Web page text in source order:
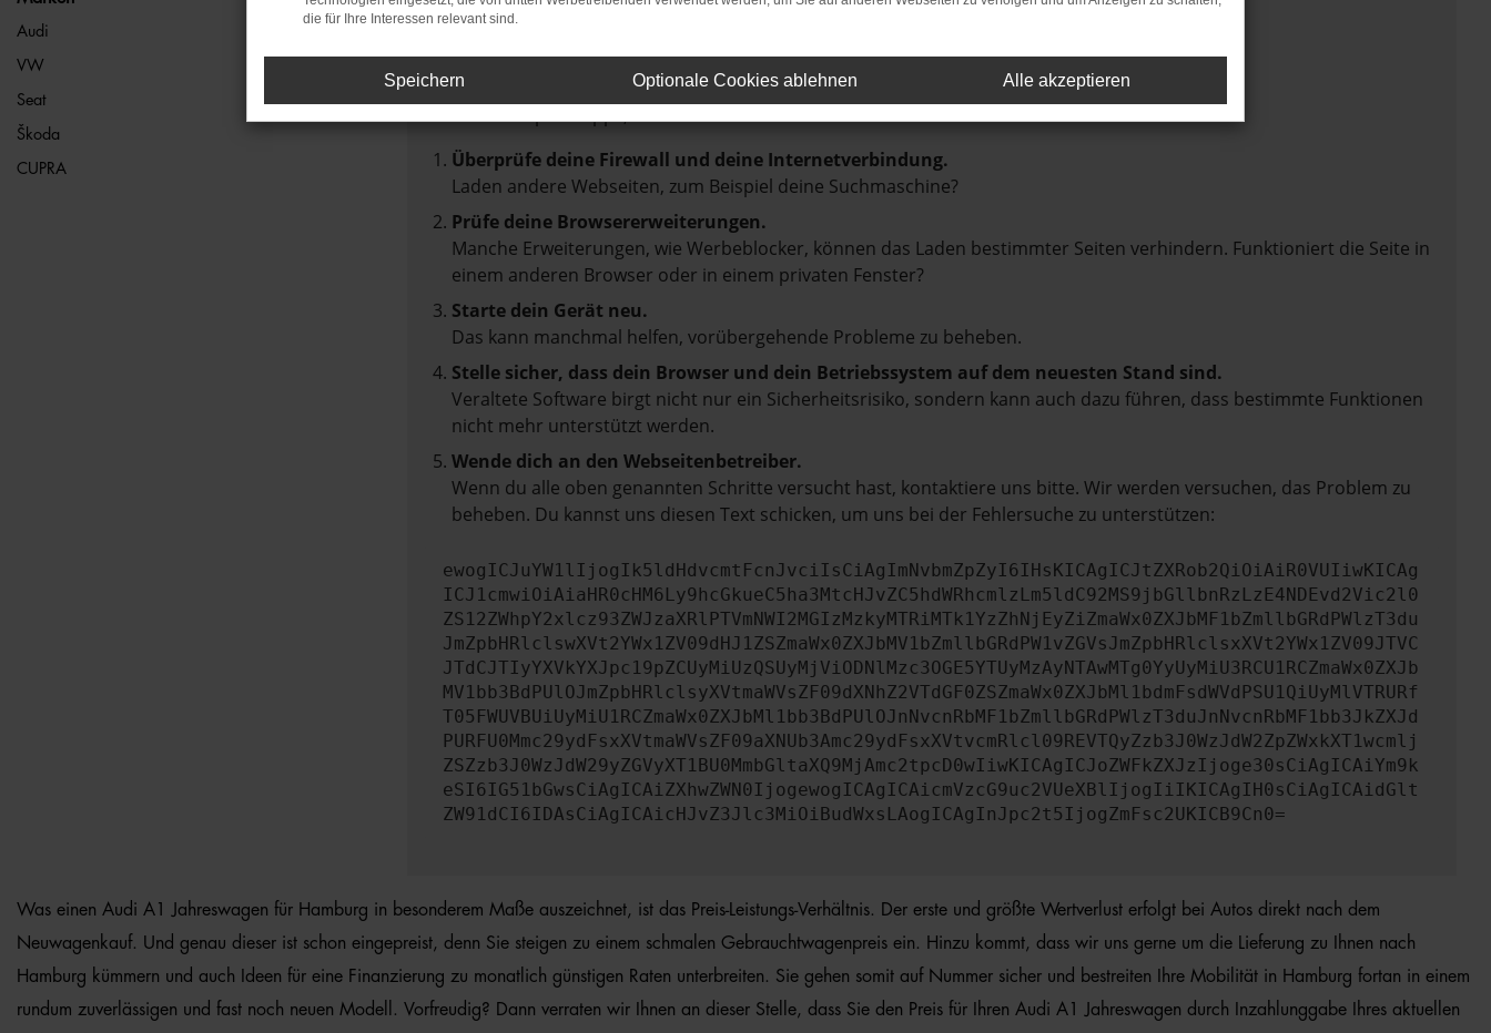
Audi
VW
Seat
Škoda
CUPRA
Beim Laden ist ein Fehler aufgetreten.
Hier sind ein paar Tipps, die dir helfen können:
Überprüfe deine Firewall und deine Internetverbindung.
Laden andere Webseiten, zum Beispiel deine Suchmaschine?
Prüfe deine Browsererweiterungen.
Manche Erweiterungen, wie Werbeblocker, können das Laden bestimmter Seiten verhindern. Funktioniert die Seite in
einem anderen Browser oder in einem privaten Fenster?
Starte dein Gerät neu.
Das kann manchmal helfen, vorübergehende Probleme zu beheben.
Stelle sicher, dass dein Browser und dein Betriebssystem auf dem neuesten Stand sind.
Veraltete Software birgt nicht nur ein Sicherheitsrisiko, sondern kann auch dazu führen, dass bestimmte Funktionen
nicht mehr unterstützt werden.
Wende dich an den Webseitenbetreiber.
Wenn du alle oben genannten Schritte versucht hast, kontaktiere uns bitte. Wir werden versuchen, das Problem zu
beheben. Du kannst uns diesen Text schicken, um uns bei der Fehlersuche zu unterstützen:
ewogICJuYW1lIjogIk5ldHdvcmtFcnJvciIsCiAgImNvbmZpZyI6IHsKICAgICJtZXRob2QiOiAiR0VUIiwKICAg
ICJ1cmwiOiAiaHR0cHM6Ly9hcGkueC5ha3MtcHJvZC5hdWRhcmlzLm5ldC92MS9jbGllbnRzLzE4NDEvd2Vic2l0
ZS12ZWhpY2xlcz93ZWJzaXRlPTVmNWI2MGIzMzkyMTRiMTk1YzZhNjEyZiZmaWx0ZXJbMF1bZmllbGRdPWlzT3du
JmZpbHRlclswXVt2YWx1ZV09dHJ1ZSZmaWx0ZXJbMV1bZmllbGRdPW1vZGVsJmZpbHRlclsxXVt2YWx1ZV09JTVC
JTdCJTIyYXVkYXJpc19pZCUyMiUzQSUyMjViODNlMzc3OGE5YTUyMzAyNTAwMTg0YyUyMiU3RCU1RCZmaWx0ZXJb
MV1bb3BdPUlOJmZpbHRlclsyXVtmaWVsZF09dXNhZ2VTdGF0ZSZmaWx0ZXJbMl1bdmFsdWVdPSU1QiUyMlVTRURf
T05FWUVBUiUyMiU1RCZmaWx0ZXJbMl1bb3BdPUlOJnNvcnRbMF1bZmllbGRdPWlzT3duJnNvcnRbMF1bb3JkZXJd
PURFU0Mmc29ydFsxXVtmaWVsZF09aXNUb3Amc29ydFsxXVtvcmRlcl09REVTQyZzb3J0WzJdW2ZpZWxkXT1wcmlj
ZSZzb3J0WzJdW29yZGVyXT1BU0MmbGltaXQ9MjAmc2tpcD0wIiwKICAgICJoZWFkZXJzIjoge30sCiAgICAiYm9k
eSI6IG51bGwsCiAgICAiZXhwZWN0IjogewogICAgICAicmVzcG9uc2VUeXBlIjogIiIKICAgIH0sCiAgICAidGlt
ZW91dCI6IDAsCiAgICAicHJvZ3Jlc3MiOiBudWxsLAogICAgInJpc2t5IjogZmFsc2UKICB9Cn0=
Was einen Audi A1 Jahreswagen für Hamburg in besonderem Maße auszeichnet, ist das Preis-Leistungs-Verhältnis. Der erste und größte Wertverlust erfolgt bei Autos direkt nach dem
Neuwagenkauf. Und genau dieser ist schon eingepreist, denn Sie steigen zu einem schmalen Gebrauchtwagenpreis ein. Hinzu kommt, dass wir uns gerne um die Lieferung zu Ihnen nach
Hamburg kümmern und auch Ideen für eine Finanzierung zu monatlich günstigen Raten unterbreiten. Sie gehen somit auf Nummer sicher und bestreiten Ihre Mobilität in Hamburg fortan in einem
rundum zuverlässigen und fast noch neuen Modell. Vorfreudig? Dann verraten wir Ihnen an dieser Stelle, dass Sie den Preis für Ihren Audi A1 Jahreswagen durch Inzahlunggabe Ihres aktuellen
die für Ihre Interessen relevant sind.
Speichern Optionale Cookies ablehnen Alle akzeptieren